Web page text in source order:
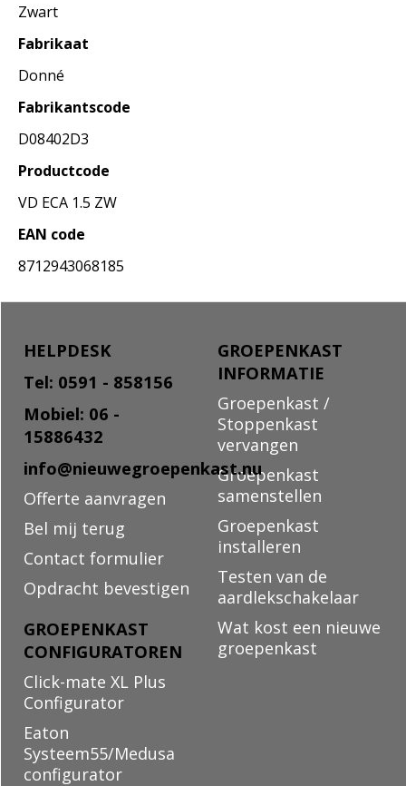
Zwart
Fabrikaat
Donné
Fabrikantscode
D08402D3
Productcode
VD ECA 1.5 ZW
EAN code
8712943068185
GROEPENKAST
INFORMATIE
Groepenkast /
Stoppenkast
vervangen
Groepenkast
samenstellen
Groepenkast
installeren
Testen van de
aardlekschakelaar
Wat kost een nieuwe
groepenkast
HELPDESK
Tel: 0591 - 858156
Mobiel: 06 -
15886432
info@nieuwegroepenkast.nu
Offerte aanvragen
Bel mij terug
Contact formulier
Opdracht bevestigen
GROEPENKAST
CONFIGURATOREN
Click-mate XL Plus
Configurator
Eaton
Systeem55/Medusa
configurator